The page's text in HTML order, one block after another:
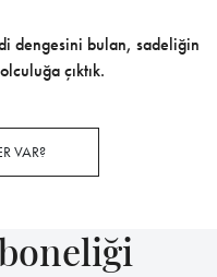
dengesini bulan, sadeliğin
çıktık.
VAR?